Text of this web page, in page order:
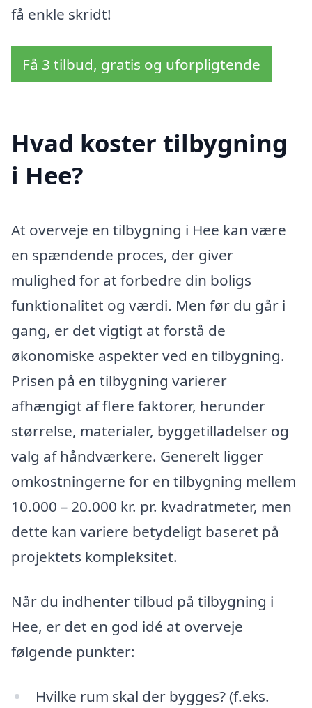
få enkle skridt!
Få 3 tilbud, gratis og uforpligtende
Hvad koster tilbygning
i Hee?
At overveje en tilbygning i Hee kan være
en spændende proces, der giver
mulighed for at forbedre din boligs
funktionalitet og værdi. Men før du går i
gang, er det vigtigt at forstå de
økonomiske aspekter ved en tilbygning.
Prisen på en tilbygning varierer
afhængigt af flere faktorer, herunder
størrelse, materialer, byggetilladelser og
valg af håndværkere. Generelt ligger
omkostningerne for en tilbygning mellem
10.000 – 20.000 kr. pr. kvadratmeter, men
dette kan variere betydeligt baseret på
projektets kompleksitet.
Når du indhenter tilbud på tilbygning i
Hee, er det en god idé at overveje
følgende punkter:
Hvilke rum skal der bygges? (f.eks.